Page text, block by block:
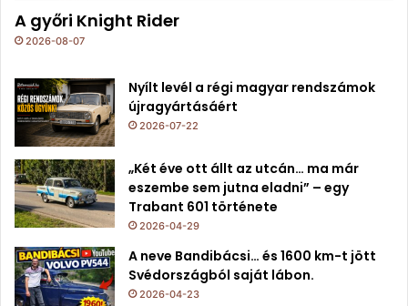
A győri Knight Rider
2026-08-07
Nyílt levél a régi magyar rendszámok
újragyártásáért
2026-07-22
„Két éve ott állt az utcán… ma már
eszembe sem jutna eladni” – egy
Trabant 601 története
2026-04-29
A neve Bandibácsi… és 1600 km-t jött
Svédországból saját lábon.
2026-04-23